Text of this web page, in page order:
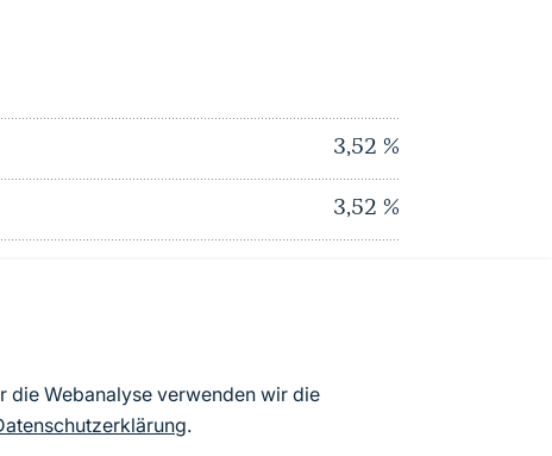
die Webanalyse verwenden wir die
.
3,52 %
3,52 %